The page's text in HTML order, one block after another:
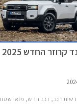
רכב, רכב חדש, פנאי שטח, טויוטה, טויוטה לנד